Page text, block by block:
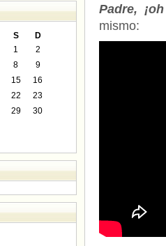
Padre,
mismo:
S
D
1
2
8
9
15
16
22
23
29
30